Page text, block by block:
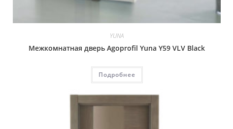
YUNA
Межкомнатная дверь Agoprofil Yuna Y59 VLV Black
Подробнее